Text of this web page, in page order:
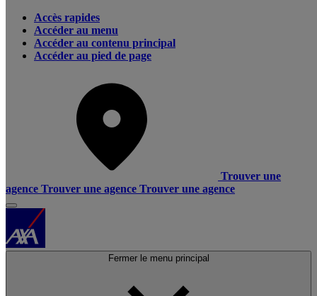
Accès rapides
Accéder au menu
Accéder au contenu principal
Accéder au pied de page
Trouver une
agence Trouver une agence Trouver une agence
Fermer le menu principal